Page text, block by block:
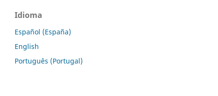
Idioma
Español (España)
English
Português (Portugal)